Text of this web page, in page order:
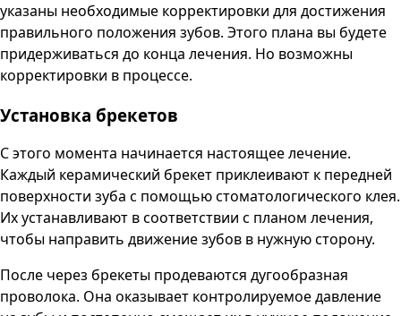
указаны необходимые корректировки для достижения
правильного положения зубов. Этого плана вы будете
придерживаться до конца лечения. Но возможны
корректировки в процессе.
Установка брекетов
С этого момента начинается настоящее лечение.
Каждый керамический брекет приклеивают к передней
поверхности зуба с помощью стоматологического клея.
Их устанавливают в соответствии с планом лечения,
чтобы направить движение зубов в нужную сторону.
После через брекеты продеваются дугообразная
проволока. Она оказывает контролируемое давление